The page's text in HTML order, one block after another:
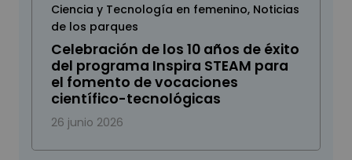
Ciencia y Tecnología en femenino, Noticias
de los parques
Celebración de los 10 años de éxito
del programa Inspira STEAM para
el fomento de vocaciones
científico-tecnológicas
26 junio 2026